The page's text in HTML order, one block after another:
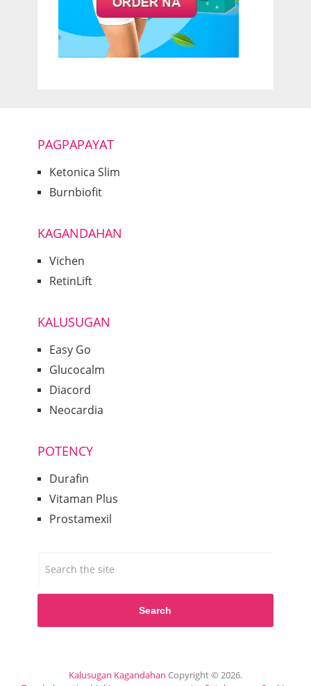
PAGPAPAYAT
Ketonica Slim
Burnbiofit
KAGANDAHAN
Vichen
RetinLift
KALUSUGAN
Easy Go
Glucocalm
Diacord
Neocardia
POTENCY
Durafin
Vitaman Plus
Prostamexil
Search
Kalusugan Kagandahan Copyright © 2026.